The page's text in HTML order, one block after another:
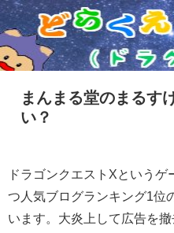
まんまる堂のまるす
い？
ドラゴンクエストXという
つ人気ブログランキング1位
います。大炎上して広告を撤